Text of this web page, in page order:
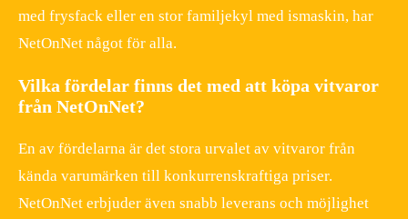
med frysfack eller en stor familjekyl med ismaskin, har
NetOnNet något för alla.
Vilka fördelar finns det med att köpa vitvaror
från NetOnNet?
En av fördelarna är det stora urvalet av vitvaror från
kända varumärken till konkurrenskraftiga priser.
NetOnNet erbjuder även snabb leverans och möjlighet